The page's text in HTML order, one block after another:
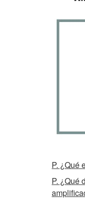
P. ¿Qué
P. ¿Qué